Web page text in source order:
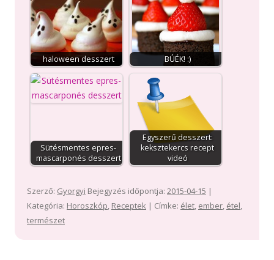
haloween desszert BÚÉK! :)
Sütésmentes epres-
mascarponés desszert
Egyszerű desszert:
keksztekercs recept
videó
Szerző: Gyorgyi Bejegyzés időpontja: 2015-04-15 |
Kategória: Horoszkóp, Receptek | Címke: élet, ember, étel,
természet